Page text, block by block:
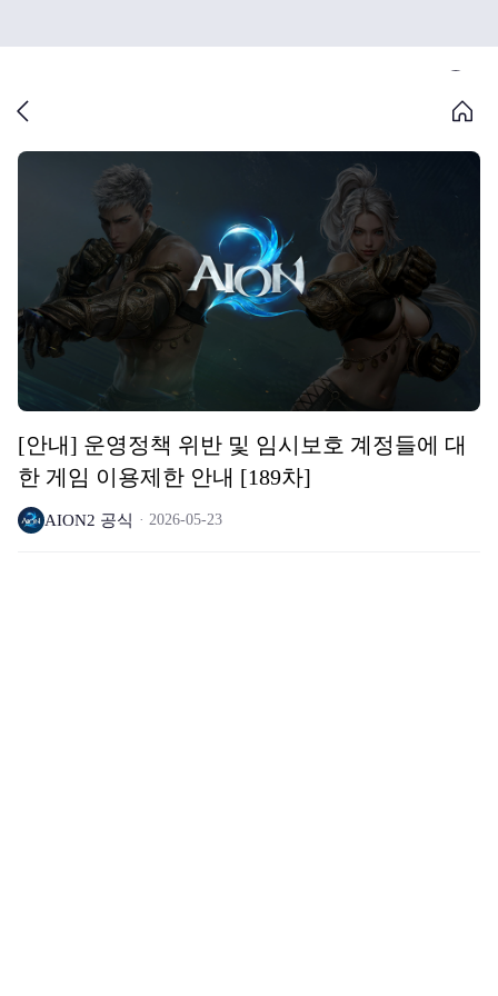
[안내] 운영정책 위반 및 임시보호 계정들에 대
한 게임 이용제한 안내 [189차]
AION2 공식 2026-05-23